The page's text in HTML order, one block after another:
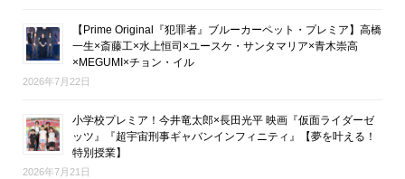
【Prime Original『犯罪者』ブルーカーペット・プレミア】高橋
一生×斎藤工×水上恒司×ユースケ・サンタマリア×青木崇高
×MEGUMI×チョン・イル
2026年7月22日
小学校プレミア！今井竜太郎×長田光平 映画『仮面ライダーゼ
ッツ』『超宇宙刑事ギャバンインフィニティ』【夢を叶える！
特別授業】
2026年7月21日